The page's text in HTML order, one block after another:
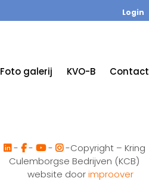
Login
Foto galerij KVO-B Contact
- - -
-Copyright – Kring
Culemborgse Bedrijven (KCB)
website doorimproover